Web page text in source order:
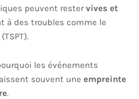
peuvent restervives et
à des troubles comme le
les événements
souvent une empreinte
.